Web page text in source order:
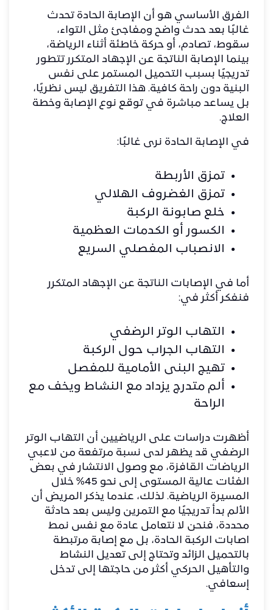
الفرق الأساسي هو أن الإصابة الحادة تحدث
غالبًا بعد حدث واضح ومفاجئ مثل التواء،
سقوط، تصادم، أو حركة خاطئة أثناء الرياضة،
بينما الإصابة الناتجة عن الإجهاد المتكرر تتطور
تدريجيًا بسبب التحميل المستمر على نفس
البنية دون راحة كافية. هذا التفريق ليس نظريًا،
بل يساعد مباشرة في توقع نوع الإصابة وخطة
العلاج.
في الإصابة الحادة نرى غالبًا:
تمزق الأربطة
تمزق الغضروف الهلالي
خلع صابونة الركبة
الكسور أو الكدمات العظمية
الانصباب المفصلي السريع
أما في الإصابات الناتجة عن الإجهاد المتكرر
فنفكر أكثر في:
التهاب الوتر الرضفي
التهاب الجراب حول الركبة
تهيج البنى الأمامية للمفصل
ألم متدرج يزداد مع النشاط ويخف مع
الراحة
أظهرت دراسات على الرياضيين أن التهاب الوتر
الرضفي قد يظهر لدى نسبة مرتفعة من لاعبي
الرياضات القافزة، مع وصول الانتشار في بعض
الفئات عالية المستوى إلى نحو 45% خلال
المسيرة الرياضية. لذلك، عندما يذكر المريض أن
الألم بدأ تدريجيًا مع التمرين وليس بعد حادثة
محددة، فنحن لا نتعامل عادة مع نفس نمط
اصابات الركبة الحادة، بل مع إصابة مرتبطة
بالتحميل الزائد وتحتاج إلى تعديل النشاط
والتأهيل الحركي أكثر من حاجتها إلى تدخل
إسعافي.